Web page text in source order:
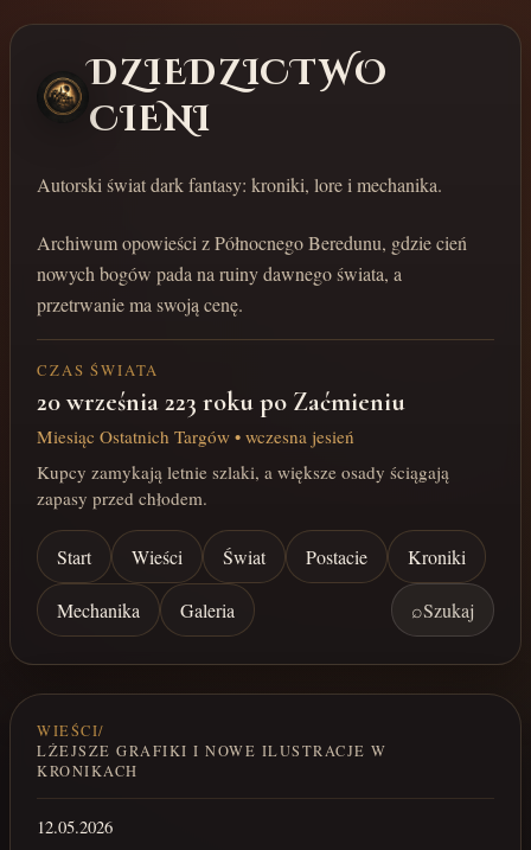
DZIEDZICTWO
CIENI
Autorski świat dark fantasy: kroniki, lore i mechanika.
Archiwum opowieści z Północnego Beredunu, gdzie cień
nowych bogów pada na ruiny dawnego świata, a
przetrwanie ma swoją cenę.
CZAS ŚWIATA
20 września 223 roku po Zaćmieniu
Miesiąc Ostatnich Targów • wczesna jesień
Kupcy zamykają letnie szlaki, a większe osady ściągają
zapasy przed chłodem.
Start Wieści Świat Postacie Kroniki
Mechanika Galeria ⌕Szukaj
WIEŚCI/
LŻEJSZE GRAFIKI I NOWE ILUSTRACJE W
KRONIKACH
12.05.2026